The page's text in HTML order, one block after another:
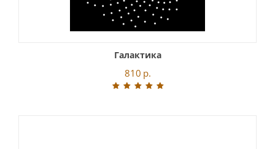
Галактика
810 р.